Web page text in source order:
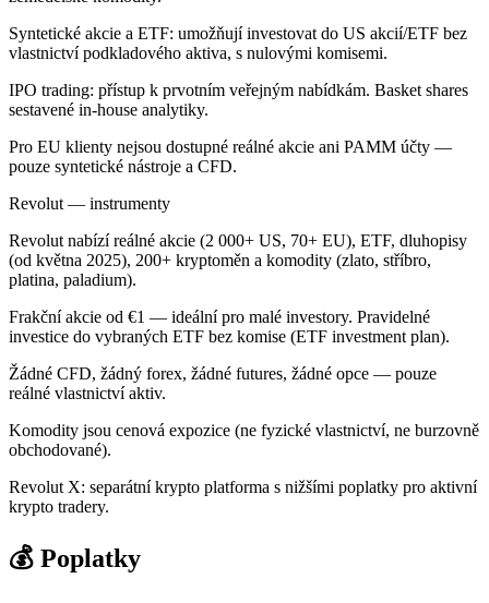
Syntetické akcie a ETF: umožňují investovat do US akcií/ETF bez
vlastnictví podkladového aktiva, s nulovými komisemi.
IPO trading: přístup k prvotním veřejným nabídkám. Basket shares
sestavené in-house analytiky.
Pro EU klienty nejsou dostupné reálné akcie ani PAMM účty —
pouze syntetické nástroje a CFD.
Revolut — instrumenty
Revolut nabízí reálné akcie (2 000+ US, 70+ EU), ETF, dluhopisy
(od května 2025), 200+ kryptoměn a komodity (zlato, stříbro,
platina, paladium).
Frakční akcie od €1 — ideální pro malé investory. Pravidelné
investice do vybraných ETF bez komise (ETF investment plan).
Žádné CFD, žádný forex, žádné futures, žádné opce — pouze
reálné vlastnictví aktiv.
Komodity jsou cenová expozice (ne fyzické vlastnictví, ne burzovně
obchodované).
Revolut X: separátní krypto platforma s nižšími poplatky pro aktivní
krypto tradery.
💰 Poplatky